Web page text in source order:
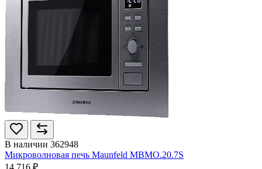
В наличии 362948
Микроволновая печь Maunfeld MBMO.20.7S
14 716 ₽